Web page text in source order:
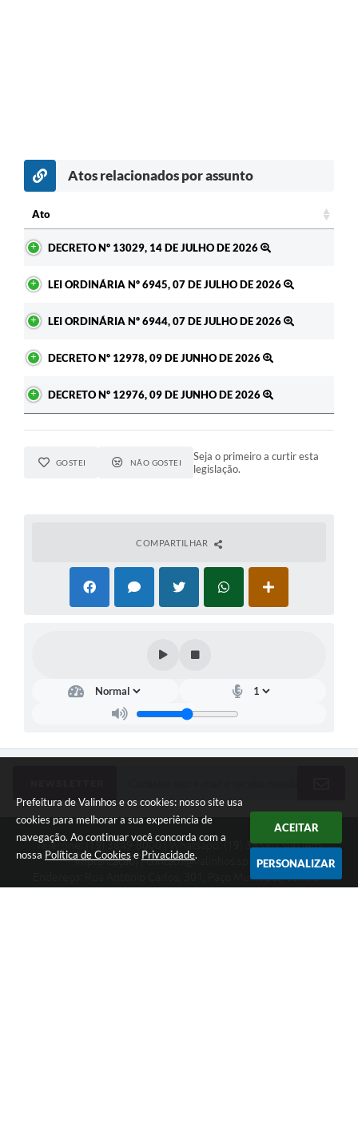
Prefeitura de Valinhos e os cookies: nosso site usa
cookies para melhorar a sua experiência de
navegação. Ao continuar você concorda com a
nossa Política de Cookies e Privacidade.
ACEITAR
PERSONALIZAR
Atos relacionados por assunto
Ato
DECRETO Nº 13029, 14 DE JULHO DE 2026
LEI ORDINÁRIA Nº 6945, 07 DE JULHO DE 2026
LEI ORDINÁRIA Nº 6944, 07 DE JULHO DE 2026
DECRETO Nº 12978, 09 DE JUNHO DE 2026
DECRETO Nº 12976, 09 DE JUNHO DE 2026
GOSTEI NÃO GOSTEI
Seja o primeiro a curtir esta
legislação.
COMPARTILHAR
Telefone: (19) 3849-8000 | Whatsapp: (19) 3859-7500 (em
implantação) | contato@valinhos.sp.gov.br
Endereço: Rua Antônio Carlos, 301, Paço Municipal, Centro -